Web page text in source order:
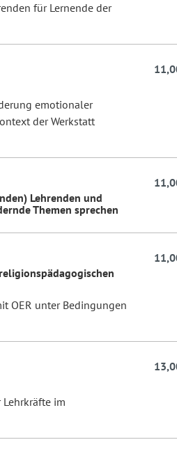
für Lernende der
emotionaler
der Werkstatt
Lehrenden und
Themen sprechen
OER unter Bedingungen
im